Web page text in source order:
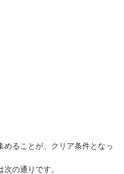
めることが、クリア条件となっ
の通りです。